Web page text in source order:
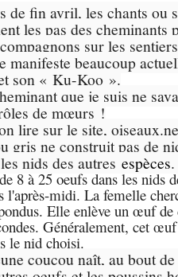
de fin avril, les chants ou
les pas des
sur les
manifeste beaucoup
son « Ku-Koo ».
que je suis ne
de mœurs !
lire sur le site,
gris ne construit pas de
nids des autres espèces.
8 à 25 oeufs dans les nids
l'après-midi. La femelle
Elle enlève un œuf de
Généralement, cet
le nid choisi.
coucou naît, au bout